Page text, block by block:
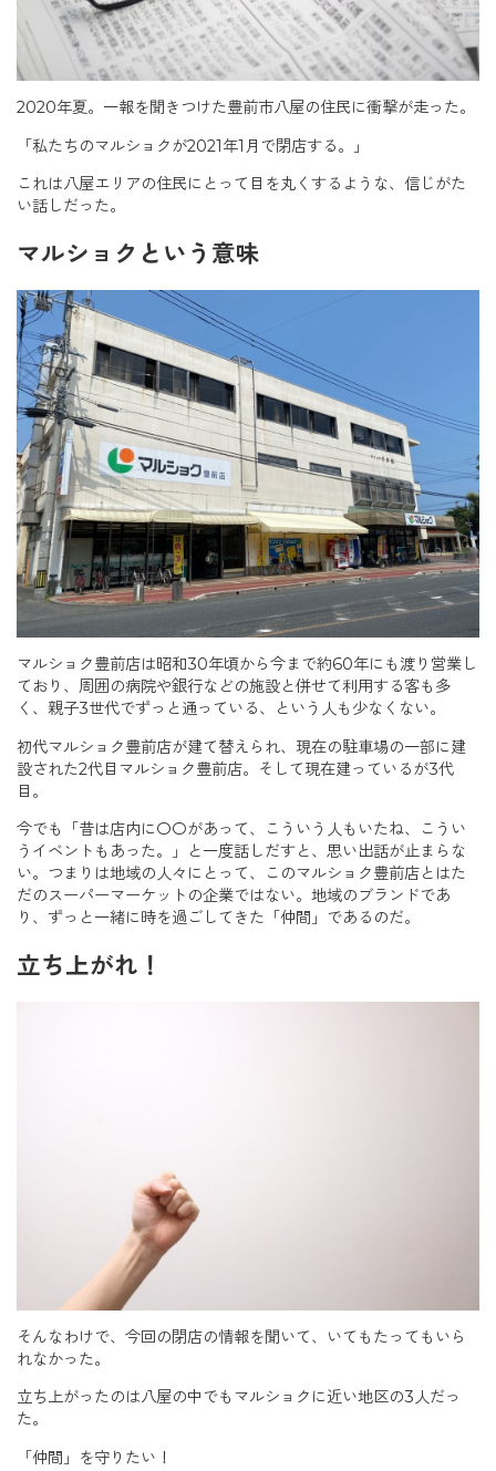
2020年夏。一報を聞きつけた豊前市八屋の住民に衝撃が走った。
「私たちのマルショクが2021年1月で閉店する。」
これは八屋エリアの住民にとって目を丸くするような、信じがた
い話しだった。
マルショクという意味
マルショク豊前店は昭和30年頃から今まで約60年にも渡り営業し
ており、周囲の病院や銀行などの施設と併せて利用する客も多
く、親子3世代でずっと通っている、という人も少なくない。
初代マルショク豊前店が建て替えられ、現在の駐車場の一部に建
設された2代目マルショク豊前店。そして現在建っているが3代
目。
今でも「昔は店内に〇〇があって、こういう人もいたね、こうい
うイベントもあった。」と一度話しだすと、思い出話が止まらな
い。つまりは地域の人々にとって、このマルショク豊前店とはた
だのスーパーマーケットの企業ではない。地域のブランドであ
り、ずっと一緒に時を過ごしてきた「仲間」であるのだ。
立ち上がれ！
そんなわけで、今回の閉店の情報を聞いて、いてもたってもいら
れなかった。
立ち上がったのは八屋の中でもマルショクに近い地区の3人だっ
た。
「仲間」を守りたい！